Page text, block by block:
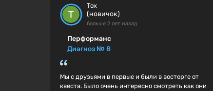
Tox
(новичок)
больше 2 лет назад
Перформанс
Диагноз № 8
Мы с друзьями в первые и были в восторге от
квеста. Было очень интересно смотреть как они